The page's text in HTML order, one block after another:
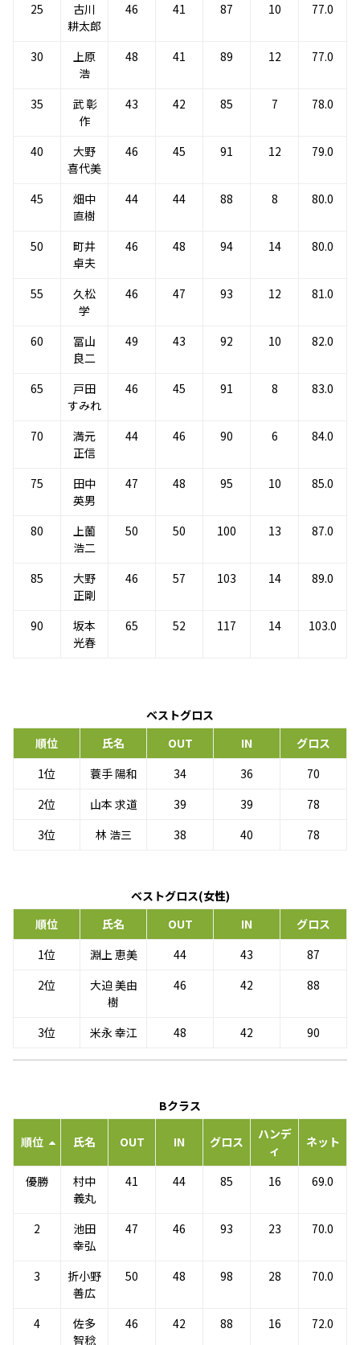
25
古川
耕太郎
46 41 87 10 77.0
30
上原
浩
48 41 89 12 77.0
35
武 彰
作
43 42 85 7 78.0
40
大野
喜代美
46 45 91 12 79.0
45
畑中
直樹
44 44 88 8 80.0
50
町井
卓夫
46 48 94 14 80.0
55
久松
学
46 47 93 12 81.0
60
冨山
良二
49 43 92 10 82.0
65
戸田
すみれ
46 45 91 8 83.0
70
満元
正信
44 46 90 6 84.0
75
田中
英男
47 48 95 10 85.0
80
上薗
浩二
50 50 100 13 87.0
85
大野
正剛
46 57 103 14 89.0
90
坂本
光春
65 52 117 14 103.0
ベストグロス
順位
氏名 OUT IN
グロス
1位
蓑手 陽和 34 36
70
2位
山本 求道 39 39
78
3位
林 浩三 38 40 78
ベストグロス(女性)
順位
氏名 OUT IN
グロス
1位
淵上 恵美 44 43
87
2位
大迫 美由
樹
46 42 88
3位 米永 幸江 48 42 90
Bクラス
順位 氏名 OUT IN グロス
ハンデ
ィ
ネット
優勝
村中
義丸
41 44 85 16 69.0
2
池田
幸弘
47 46 93 23 70.0
3
折小野
善広
50 48 98 28 70.0
4
佐多
智稔
46 42 88 16 72.0